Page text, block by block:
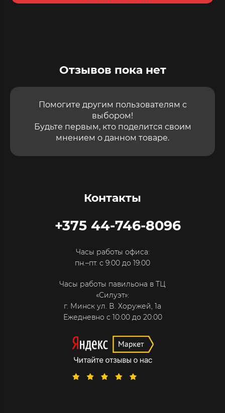
Отзывов пока нет
Помогите другим пользователям с
выбором!
Будьте первым, кто поделится своим
мнением о данном товаре.
Контакты
+375 44-746-8096
Часы работы офиса:
пн.–пт. с 9:00 до 19:00
Часы работы павильона в ТЦ
«Силуэт»:
г. Минск ул. В. Хоружей, 1а
Ежедневно с 10:00 до 20:00